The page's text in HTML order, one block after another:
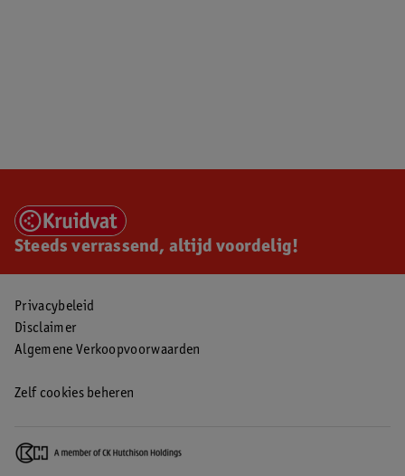
Steeds verrassend, altijd voordelig!
Privacybeleid
Disclaimer
Algemene Verkoopvoorwaarden
Zelf cookies beheren